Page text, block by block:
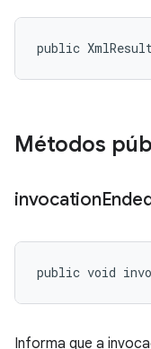
public
Métodos
invocation
public void
Informa que a